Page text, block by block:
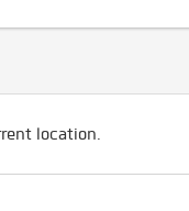
location.